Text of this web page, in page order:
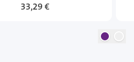
33,29 €